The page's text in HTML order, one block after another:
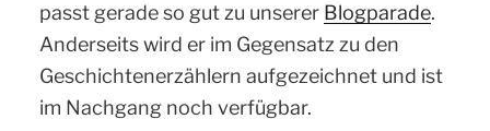
passt gerade so gut zu unserer Blogparade.
Anderseits wird er im Gegensatz zu den
Geschichtenerzählern aufgezeichnet und ist
im Nachgang noch verfügbar.